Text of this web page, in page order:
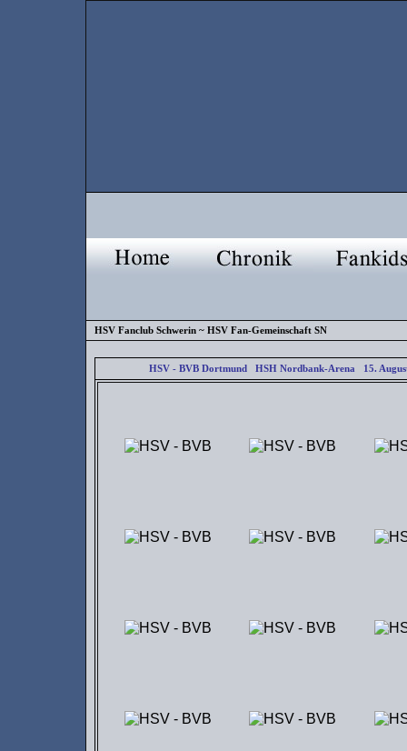
HSV Fanclub Schwerin ~ HSV Fan-Gemeinschaft SN
HSV - BVB Dortmund HSH Nordbank-Arena 15.